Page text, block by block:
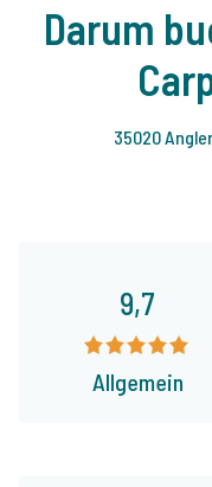
Darum
35020
9,7
Allgemein